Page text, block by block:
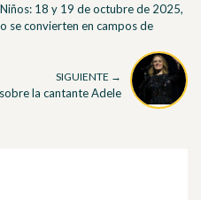
18 y 19 de octubre de 2025,
se convierten en campos de
SIGUIENTE →
la cantante Adele